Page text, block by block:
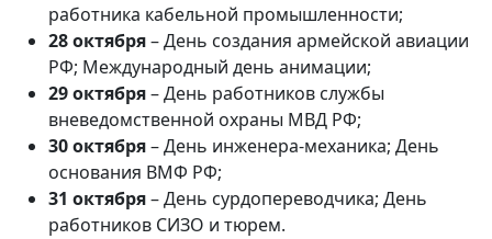
работника кабельной промышленности;
28 октября– День создания армейской авиации
РФ; Международный день анимации;
29 октября– День работников службы
вневедомственной охраны МВД РФ;
30 октября– День инженера-механика; День
основания ВМФ РФ;
31 октября– День сурдопереводчика; День
работников СИЗО и тюрем.